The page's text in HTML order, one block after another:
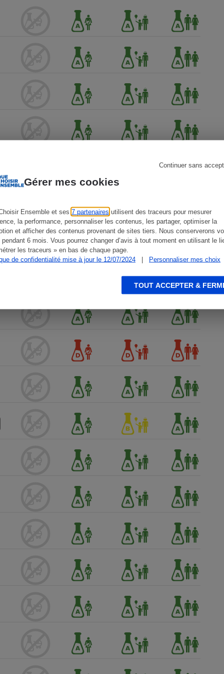
Gérer mes cookies
Ensemble et ses 7 partenaires utilisent des traceurs pour mesurer
la performance, personnaliser les contenus, les partager, optimiser la
et afficher des contenus provenant de sites tiers. Nous conserverons
pendant 6 mois. Vous pourrez changer d’avis à tout moment en utilisant le
les traceurs » en bas de chaque page.
de confidentialité mise à jour le 12/07/2024
| Personnaliser mes choix
Continuer sans
TOUT ACCEPTER &
Réfrigérateur